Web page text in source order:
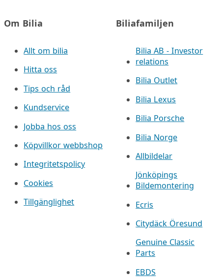
Om Bilia
Allt om bilia
Hitta oss
Tips och råd
Kundservice
Jobba hos oss
Köpvillkor webbshop
Integritetspolicy
Cookies
Tillgänglighet
Biliafamiljen
Bilia AB - Investor
relations
Bilia Outlet
Bilia Lexus
Bilia Porsche
Bilia Norge
Allbildelar
Jönköpings
Bildemontering
Ecris
Citydäck Öresund
Genuine Classic
Parts
EBDS